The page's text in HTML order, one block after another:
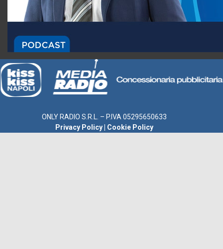
ONLY RADIO S.R.L. – P.IVA 05295650633
Privacy Policy
Cookie Policy